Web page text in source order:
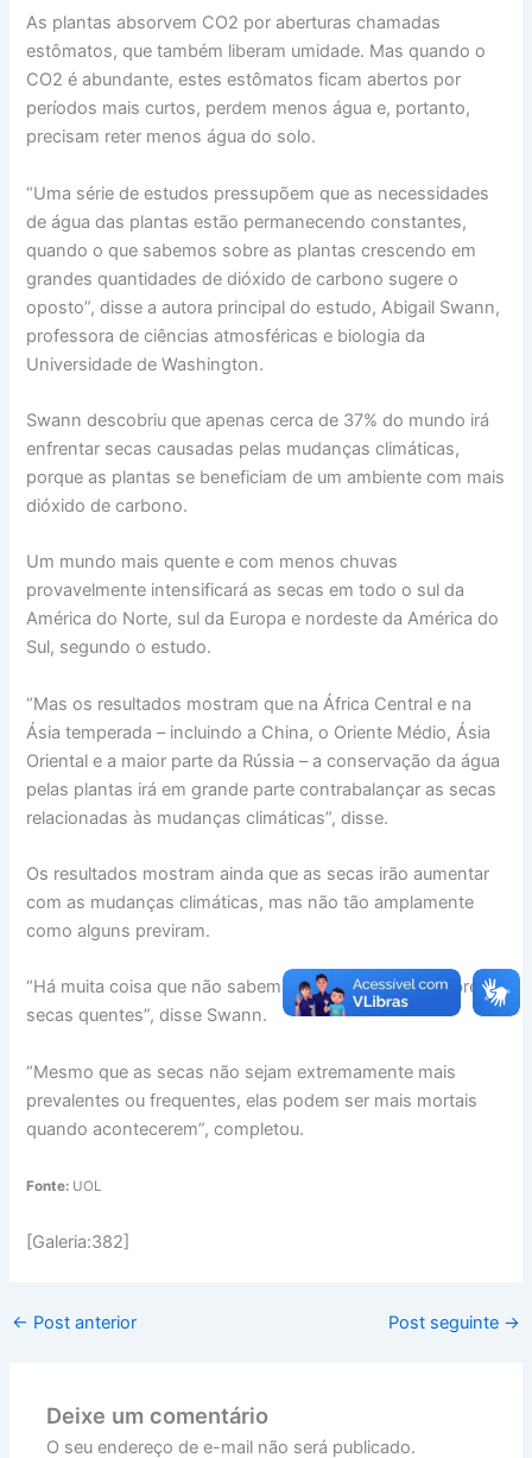
As plantas absorvem CO2 por aberturas chamadas
estômatos, que também liberam umidade. Mas quando o
CO2 é abundante, estes estômatos ficam abertos por
períodos mais curtos, perdem menos água e, portanto,
precisam reter menos água do solo.
“Uma série de estudos pressupõem que as necessidades
de água das plantas estão permanecendo constantes,
quando o que sabemos sobre as plantas crescendo em
grandes quantidades de dióxido de carbono sugere o
oposto”, disse a autora principal do estudo, Abigail Swann,
professora de ciências atmosféricas e biologia da
Universidade de Washington.
Swann descobriu que apenas cerca de 37% do mundo irá
enfrentar secas causadas pelas mudanças climáticas,
porque as plantas se beneficiam de um ambiente com mais
dióxido de carbono.
Um mundo mais quente e com menos chuvas
provavelmente intensificará as secas em todo o sul da
América do Norte, sul da Europa e nordeste da América do
Sul, segundo o estudo.
“Mas os resultados mostram que na África Central e na
Ásia temperada – incluindo a China, o Oriente Médio, Ásia
Oriental e a maior parte da Rússia – a conservação da água
pelas plantas irá em grande parte contrabalançar as secas
relacionadas às mudanças climáticas”, disse.
Os resultados mostram ainda que as secas irão aumentar
com as mudanças climáticas, mas não tão amplamente
como alguns previram.
“Há muita coisa que não sabemos, especialmente sobre as
secas quentes”, disse Swann.
“Mesmo que as secas não sejam extremamente mais
prevalentes ou frequentes, elas podem ser mais mortais
quando acontecerem”, completou.
Fonte: UOL
[Galeria:382]
← Post anterior Post seguinte →
Deixe um comentário
O seu endereço de e-mail não será publicado.